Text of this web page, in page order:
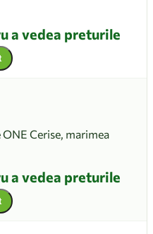
a vedea preturile
Cerise, marimea
a vedea preturile